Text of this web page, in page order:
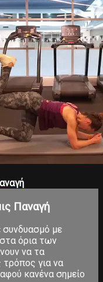
Παναγή
συνδυασμό με
όρια των
να τα
για να
κανένα σημείο